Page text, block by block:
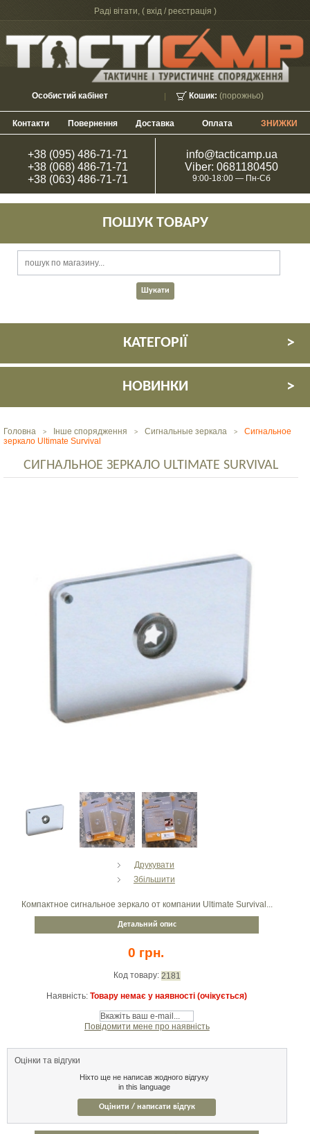
Раді вітати, ( вхід / реєстрація )
Кошик: (порожньо)
Особистий кабінет
Контакти Повернення Доставка Оплата ЗНИЖКИ
+38 (095) 486-71-71
+38 (068) 486-71-71
+38 (063) 486-71-71
info@tacticamp.ua
Viber: 0681180450
9:00-18:00 — Пн-Сб
ПОШУК ТОВАРУ
КАТЕГОРІЇ
НОВИНКИ
Головна > Інше спорядження > Сигнальные зеркала >
Сигнальное
зеркало Ultimate Survival
СИГНАЛЬНОЕ ЗЕРКАЛО ULTIMATE SURVIVAL
Друкувати
Збільшити
Компактное сигнальное зеркало от компании Ultimate Survival...
Детальний опис
0 грн.
Код товару: 2181
Наявність: Товару немає у наявності (очікується)
Повідомити мене про наявність
Оцінки та відгуки
Ніхто ще не написав жодного відгуку
in this language
Оцінити / написати відгук